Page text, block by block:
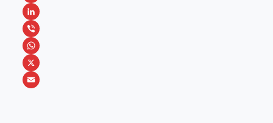
a
c
e
b
o
M
e
s
s
e
L
i
n
k
V
i
b
W
h
X